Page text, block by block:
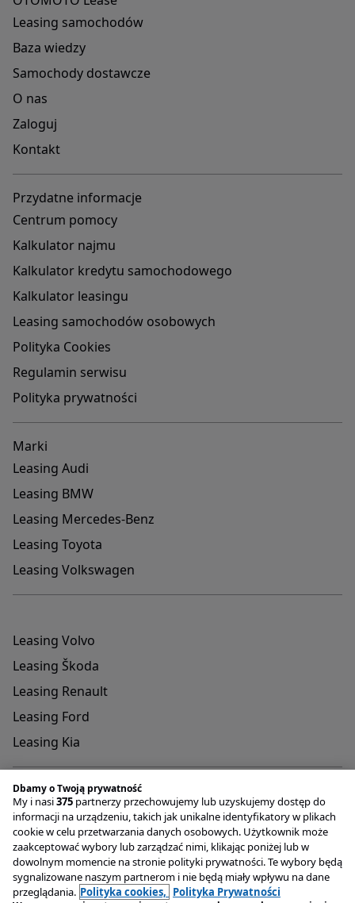
Leasing samochodów
Baza wiedzy
Samochody dostawcze
O nas
Zaloguj
Kontakt
Przydatne informacje
Centrum pomocy
Kalkulator najmu
Kalkulator kredytu samochodowego
Kalkulator leasingu
Leasing samochodów osobowych
Polityka Cookies
Regulamin serwisu
Polityka prywatności
Marki
Leasing Audi
Leasing BMW
Leasing Mercedes-Benz
Leasing Toyota
Leasing Volkswagen
Leasing Volvo
Leasing Škoda
Leasing Renault
Leasing Ford
Leasing Kia
Adres do przyjmowania reklamacji oraz dokumentów
związanych z rejestracją pojazdów
OTOMOTO Lease Plac Konesera 9 , 03-736 Warszawa
Infolinia+48 22 221 04 00
Dbamy o Twoją prywatność
My i nasi375 partnerzy przechowujemy lub uzyskujemy dostęp do
informacji na urządzeniu, takich jak unikalne identyfikatory w plikach
cookie w celu przetwarzania danych osobowych. Użytkownik może
zaakceptować wybory lub zarządzać nimi, klikając poniżej lub w
dowolnym momencie na stronie polityki prywatności. Te wybory będą
sygnalizowane naszym partnerom i nie będą miały wpływu na dane
przeglądania. Polityka cookies, Polityka Prywatności